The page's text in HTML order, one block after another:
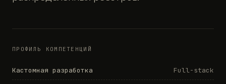
ПРОФИЛЬ КОМПЕТЕНЦИЙ
Кастомная разработка Full-stack